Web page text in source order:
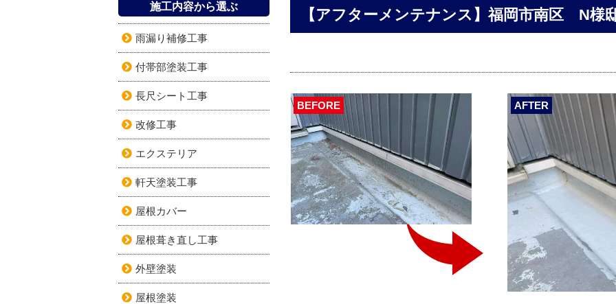
【アフターメンテナンス】福岡市南区 N様
AFTER
BEFORE
施工内容から選ぶ
雨漏り補修工事
付帯部塗装工事
長尺シート工事
改修工事
エクステリア
軒天塗装工事
屋根カバー
屋根葺き直し工事
外壁塗装
屋根塗装